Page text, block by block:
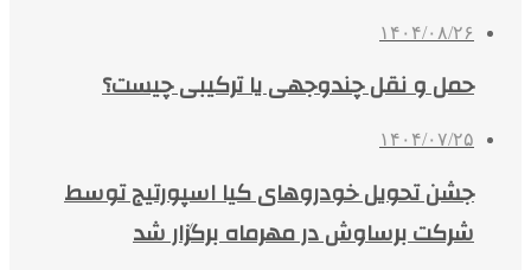
۱۴۰۴/۰۸/۲۶
حمل و نقل چندوجهی یا ترکیبی چیست؟
۱۴۰۴/۰۷/۲۵
جشن تحویل خودروهای کیا اسپورتیج توسط
شرکت برساوش در مهرماه برگزار شد